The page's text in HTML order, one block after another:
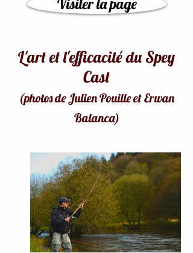
Visiter la page
L'art et l'efficacité du Spey
Cast
(photos de Julien Pouille et Erwan
Balanca)